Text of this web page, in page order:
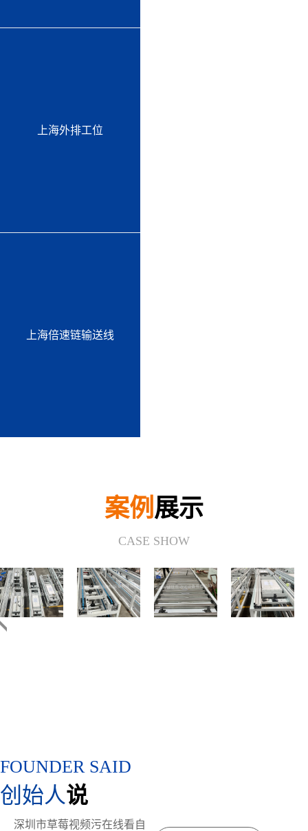
上海外排工位
上海倍速链输送线
案例展示
CASE SHOW
FOUNDER SAID
创始人说
深圳市草莓视频污在线看自